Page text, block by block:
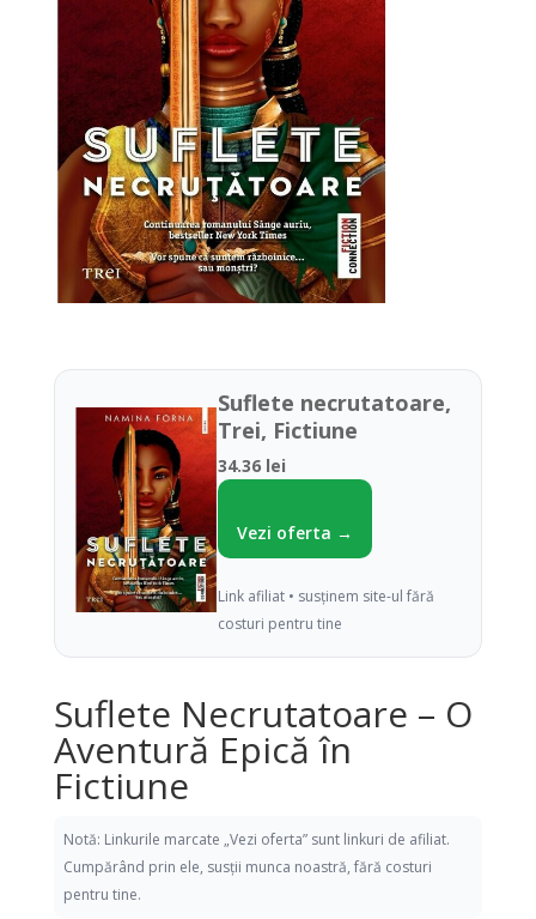
Suflete necrutatoare,
Trei, Fictiune
34.36 lei
Vezi oferta →
Link afiliat • susținem site-ul fără
costuri pentru tine
Suflete Necrutatoare – O
Aventură Epică în
Fictiune
Notă: Linkurile marcate „Vezi oferta” sunt linkuri de afiliat.
Cumpărând prin ele, susții munca noastră, fără costuri
pentru tine.